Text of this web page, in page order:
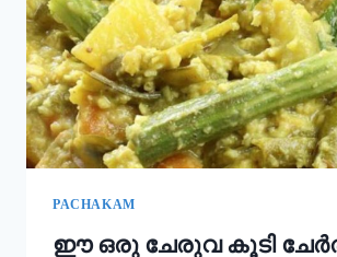
PACHAKAM
ഈ ഒരു ചേരുവ കൂടി